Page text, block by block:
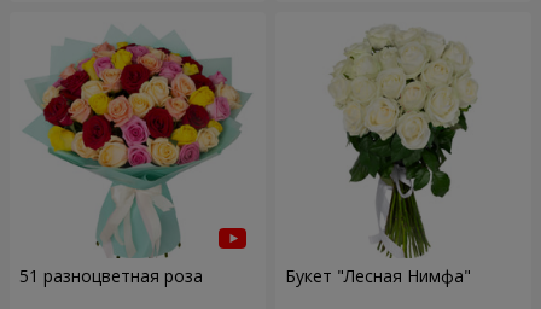
51 разноцветная роза Букет "Лесная Нимфа"